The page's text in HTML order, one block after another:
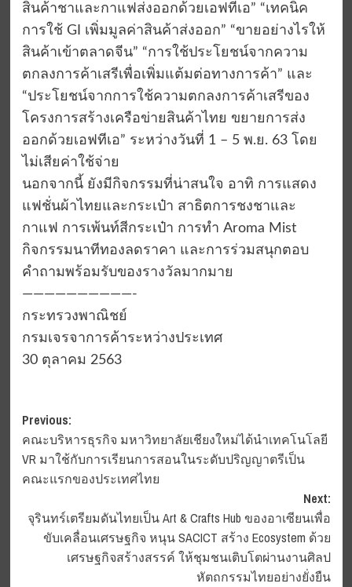
สินค้าชาและกาแฟส่งออกด้วยเอฟทีเอ” “เทคนิค
การใช้ GI เพิ่มมูลค่าสินค้าส่งออก” “ขายอย่างไรให้
สินค้าเข้าตลาดจีน” “การใช้ประโยชน์จากความ
ตกลงการค้าเสรีเพื่อเพิ่มแต้มต่อทางการค้า” และ
“ประโยชน์จากการใช้ความตกลงการค้าเสรีของ
โครงการสร้างเครือข่ายสินค้าไทย ขยายการส่ง
ออกด้วยเอฟทีเอ” ระหว่างวันที่ 1 – 5 พ.ย. 63 โดย
ไม่เสียค่าใช้จ่าย
นอกจากนี้ ยังมีกิจกรรมที่น่าสนใจ อาทิ การแสดง
แฟชั่นผ้าไทยและกระเป๋า สาธิตการชงชาและ
กาแฟ การเพ้นท์สีกระเป๋า การทำ Aroma Mist
กิจกรรมนาทีทองลดราคา และการร่วมสนุกตอบ
คำถามพร้อมรับของรางวัลมากมาย
——————————-
กระทรวงพาณิชย์
กรมเจรจาการค้าระหว่างประเทศ
30 ตุลาคม 2563
Post
navigation
Previous:
คณะบริหารธุรกิจ มหาวิทยาลัยเชียงใหม่ได้นำเทคโนโลยี
VR มาใช้กับการเรียนการสอนในระดับปริญญาตรีเป็น
คณะแรกของประเทศไทย
Next:
จุรินทร์เตรียมดันไทยเป็น Art & Crafts Hub ของอาเซียนเพื่อ
ขับเคลื่อนเศรษฐกิจ หนุน SACICT สร้าง Ecosystem ด้วย
เศรษฐกิจสร้างสรรค์ ให้ชุมชนเติบโตผ่านงานศิลป
หัตถกรรมไทยอย่างยั่งยืน